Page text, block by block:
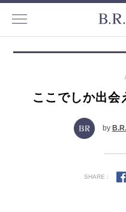
ここでしか出
by
SHARE :